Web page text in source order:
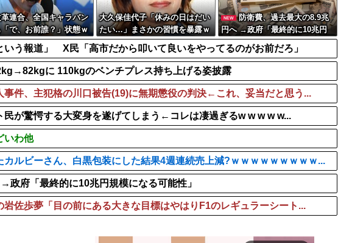
「発砲は適正か？」
【画像】セブンイレブン、
連合、全国キャラバン
「で、お前誰？」状態ｗ
大久保佳代子「休みの日はだい
たい…」まさかの習慣を暴露ｗ
ｗｗ
NEW
防衛費、過去最大の8.9兆
円へ →政府「最終的に10兆円
規模になる可能性」
いう報道」 X民「高市だから叩いて良いをやってるのがお前だろ」
に 110kgのベンチプレス持ち上げる姿披露
事件、主犯格の川口被告(19)に無期懲役の判決←これ、妥当だと思う...
民が驚愕する大変身を遂げてしまう←コレは凄過ぎるw w w w w...
いわ他
カルビーさん、白黒包装にした結果4週連続売上減?ｗｗｗｗｗｗｗｗｗ...
政府「最終的に10兆円規模になる可能性」
佐歩夢「目の前にある大きな目標はやはりF1のレギュラーシート...